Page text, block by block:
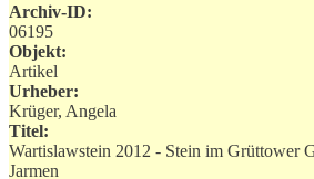
Archiv-ID:
06195
Objekt:
Artikel
Urheber:
Krüger, Angela
Titel:
Wartislawstein 2012 - Stein im Grüttower
Jarmen